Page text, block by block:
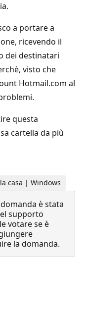
a portare a
ricevendo il
dei destinatari
visto che
Hotmail.com al
questa
cartella da più
casa | Windows
è stata
supporto
votare se è
la domanda.